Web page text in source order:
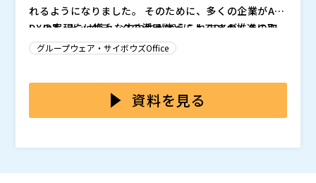
れるようになりました。 そのために、多くの企業がA
I、IoT、ビッグデータの活用などによるDXの推進に取
り組んでいます。
DXの実現には様々な方向性が考えられますが、その一
つとして社内の情報共有の改善があります。 具体的に
報があちらこちらに点在していたり、多くのツールを横
断しなければならないせいで情報共有に時間がかかる、
数見られます。
ウェアをはじめとした製品も多く出回っています。 し
かしながら、予算的にDX化のコストはなるべく抑えた
しまうのが不安などの懸念から、どの製品が最適なのか
X化を実現する方法を解説するとともに、グループウェ
グループウェア・サイボウズOffice
資料を見る